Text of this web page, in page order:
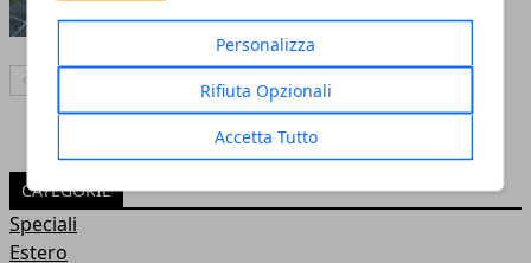
Personalizza
Rifiuta Opzionali
Accetta Tutto
Articolo Precedente
CATEGORIE
Speciali
Estero